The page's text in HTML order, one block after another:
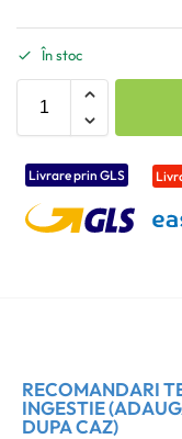
În stoc
Livrare prin GLS
RECOMANDARI
INGESTIE
DUPA CAZ)